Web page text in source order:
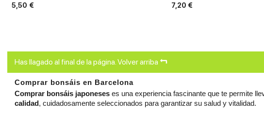
5,50 € 7,20 €
Has llagado al final de la página. Volver arriba
Comprar bonsáis en Barcelona
Comprar bonsáis japoneses es una experiencia fascinante que te permite
calidad, cuidadosamente seleccionados para garantizar su salud y vitalidad.